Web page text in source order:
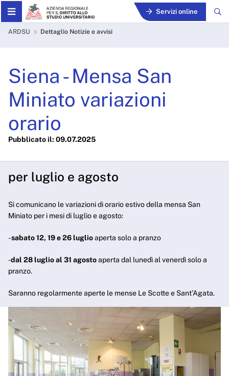
Skip to Main Content Servizi online
Siena - Mensa San Miniato
ARDSU Dettaglio Notizie e avvisi
Siena - Mensa San
Miniato variazioni
orario
Pubblicato il: 09.07.2025
per luglio e agosto
Si comunicano le variazioni di orario estivo della mensa San
Miniato per i mesi di luglio e agosto:
-sabato 12, 19 e 26 luglioaperta solo a pranzo
-dal 28 luglio al 31 agostoaperta dal lunedì al venerdì solo a
pranzo.
Saranno regolarmente aperte le mense Le Scotte e Sant’Agata.